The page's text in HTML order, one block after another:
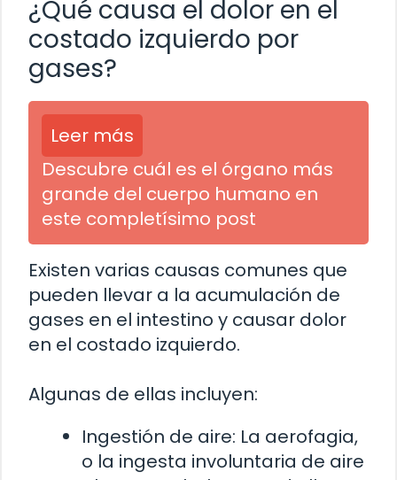
¿Qué causa el dolor en el
costado izquierdo por
gases?
Leer más
Descubre cuál es el órgano más
grande del cuerpo humano en
este completísimo post
Existen varias causas comunes que
pueden llevar a la acumulación de
gases en el intestino y causar dolor
en el costado izquierdo.
Algunas de ellas incluyen:
Ingestión de aire: La aerofagia,
o la ingesta involuntaria de aire